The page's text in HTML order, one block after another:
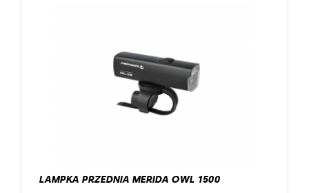
LAMPKA PRZEDNIA MERIDA OWL 1500